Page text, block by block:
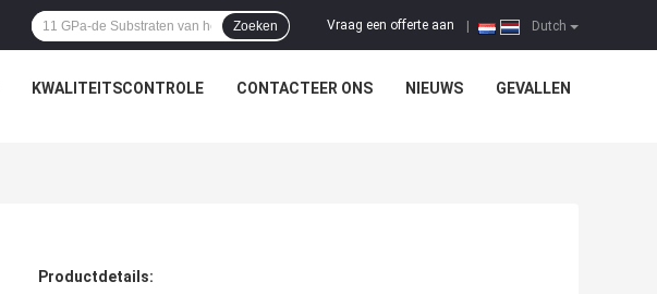
Dutch
Vraag een offerte aan
Zoeken
KWALITEITSCONTROLE CONTACTEER ONS NIEUWS GEVALLEN
Productdetails: